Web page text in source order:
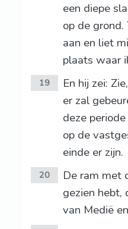
een diepe
op de grond.
aan en liet
plaats waar
19
En hij zei:
er zal
deze
op de
einde er zijn.
20
De ram met
gezien hebt,
van Medië